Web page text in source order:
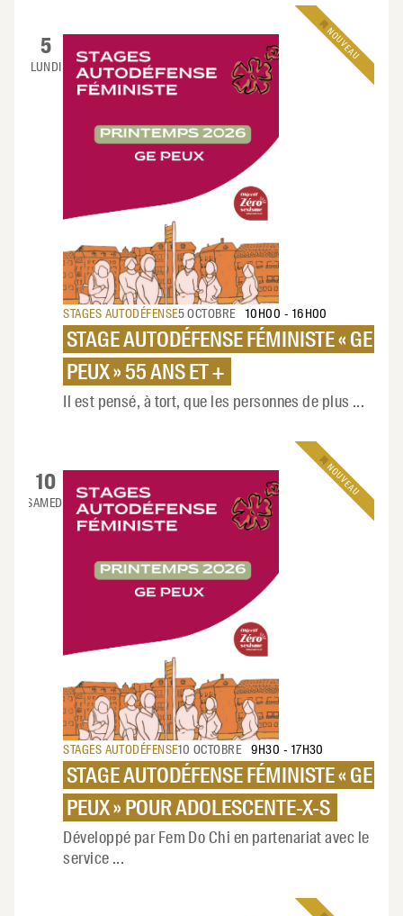
5
LUNDI
STAGES AUTODÉFENSE5 OCTOBRE 10H00 - 16H00
STAGE AUTODÉFENSE FÉMINISTE « GE
PEUX » 55 ANS ET +
Il est pensé, à tort, que les personnes de plus ...
NOUVEAU
10
SAMEDI
STAGES AUTODÉFENSE10 OCTOBRE 9H30 - 17H30
STAGE AUTODÉFENSE FÉMINISTE « GE
PEUX » POUR ADOLESCENTE-X-S
Développé par Fem Do Chi en partenariat avec le
service ...
NOUVEAU